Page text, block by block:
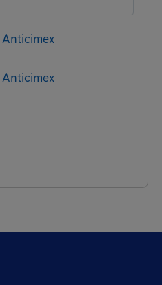
Anticimex
Anticimex